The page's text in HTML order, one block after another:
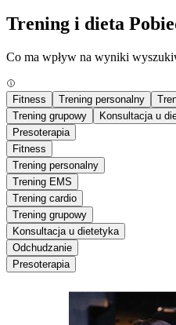
Trening i dieta
Co ma wpływ na wyniki
Fitness Trening personalny
Trening grupowy
Konsultacja u
Presoterapia
Fitness
Trening personalny
Trening EMS
Trening cardio
Trening grupowy
Konsultacja u dietetyka
Odchudzanie
Presoterapia